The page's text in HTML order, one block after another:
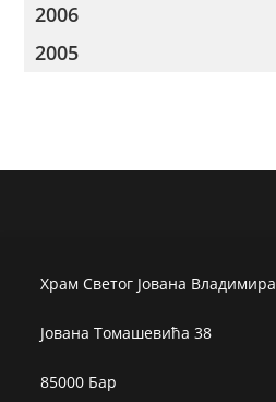
2006
2005
Храм Светог Јована Владимира
Јована Томашевића 38
85000 Бар